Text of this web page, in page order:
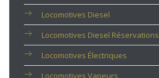
Locomotives Diesel
Locomotives Diesel Réservations
Locomotives Électriques
Locomotives Vapeurs